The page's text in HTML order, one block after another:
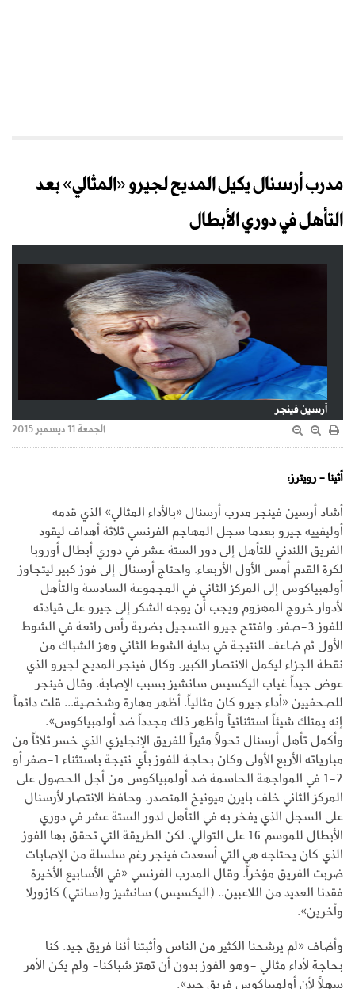
مدرب أرسنال يكيل المديح لجيرو «المثالي» بعد
التأهل في دوري الأبطال
آرسين فينجر
الجمعة 11 ديسمبر 2015
أثينا - رويترز:
أشاد أرسين فينجر مدرب أرسنال «بالأداء المثالي» الذي قدمه
أوليفييه جيرو بعدما سجل المهاجم الفرنسي ثلاثة أهداف ليقود
الفريق اللندني للتأهل إلى دور الستة عشر في دوري أبطال أوروبا
لكرة القدم أمس الأول الأربعاء. واحتاج أرسنال إلى فوز كبير ليتجاوز
أولمبياكوس إلى المركز الثاني في المجموعة السادسة والتأهل
لأدوار خروج المهزوم ويجب أن يوجه الشكر إلى جيرو على قيادته
للفوز 3-صفر. وافتتح جيرو التسجيل بضربة رأس رائعة في الشوط
الأول ثم ضاعف النتيجة في بداية الشوط الثاني وهز الشباك من
نقطة الجزاء ليكمل الانتصار الكبير. وكال فينجر المديح لجيرو الذي
عوض جيداً غياب اليكسيس سانشيز بسبب الإصابة. وقال فينجر
للصحفيين «أداء جيرو كان مثالياً. أظهر مهارة وشخصية... قلت دائماً
إنه يمتلك شيئاً استثنائياً وأظهر ذلك مجدداً ضد أولمبياكوس».
وأكمل تأهل أرسنال تحولاً مثيراً للفريق الإنجليزي الذي خسر ثلاثاً من
مبارياته الأربع الأولى وكان بحاجة للفوز بأي نتيجة باستثناء 1-صفر أو
2-1 في المواجهة الحاسمة ضد أولمبياكوس من أجل الحصول على
المركز الثاني خلف بايرن ميونيخ المتصدر. وحافظ الانتصار لأرسنال
على السجل الذي يفخر به في التأهل لدور الستة عشر في دوري
الأبطال للموسم 16 على التوالي. لكن الطريقة التي تحقق بها الفوز
الذي كان يحتاجه هي التي أسعدت فينجر رغم سلسلة من الإصابات
ضربت الفريق مؤخراً. وقال المدرب الفرنسي «في الأسابيع الأخيرة
فقدنا العديد من اللاعبين.. (اليكسيس) سانشيز و(سانتي) كازورلا
وآخرين».
وأضاف «لم يرشحنا الكثير من الناس وأثبتنا أننا فريق جيد. كنا
بحاجة لأداء مثالي -وهو الفوز بدون أن تهتز شباكنا- ولم يكن الأمر
سهلاً لأن أولمبياكوس فريق جيد».